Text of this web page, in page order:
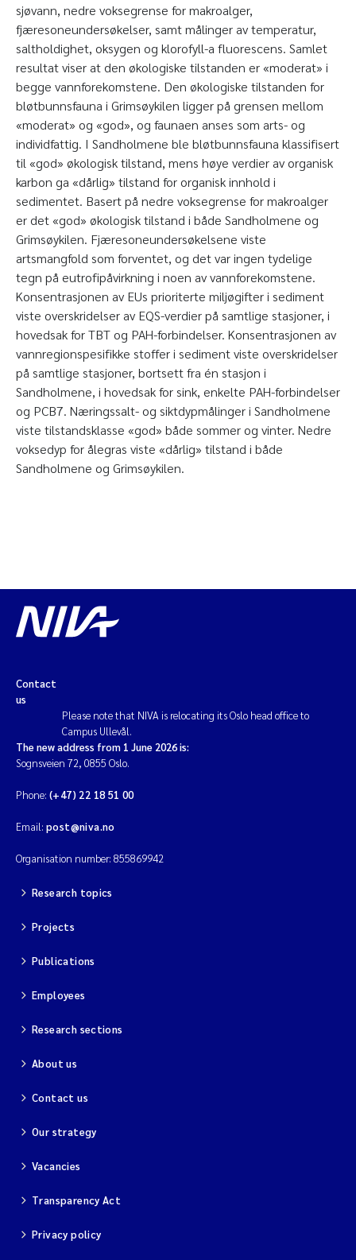
sjøvann, nedre voksegrense for makroalger,
fjæresoneundersøkelser, samt målinger av temperatur,
saltholdighet, oksygen og klorofyll-a fluorescens. Samlet
resultat viser at den økologiske tilstanden er «moderat» i
begge vannforekomstene. Den økologiske tilstanden for
bløtbunnsfauna i Grimsøykilen ligger på grensen mellom
«moderat» og «god», og faunaen anses som arts- og
individfattig. I Sandholmene ble bløtbunnsfauna klassifisert
til «god» økologisk tilstand, mens høye verdier av organisk
karbon ga «dårlig» tilstand for organisk innhold i
sedimentet. Basert på nedre voksegrense for makroalger
er det «god» økologisk tilstand i både Sandholmene og
Grimsøykilen. Fjæresoneundersøkelsene viste
artsmangfold som forventet, og det var ingen tydelige
tegn på eutrofipåvirkning i noen av vannforekomstene.
Konsentrasjonen av EUs prioriterte miljøgifter i sediment
viste overskridelser av EQS-verdier på samtlige stasjoner, i
hovedsak for TBT og PAH-forbindelser. Konsentrasjonen av
vannregionspesifikke stoffer i sediment viste overskridelser
på samtlige stasjoner, bortsett fra én stasjon i
Sandholmene, i hovedsak for sink, enkelte PAH-forbindelser
og PCB7. Næringssalt- og siktdypmålinger i Sandholmene
viste tilstandsklasse «god» både sommer og vinter. Nedre
voksedyp for ålegras viste «dårlig» tilstand i både
Sandholmene og Grimsøykilen.
Contact
us
Please note that NIVA is relocating its Oslo head office to
Campus Ullevål.
The new address from 1 June 2026 is:
Sognsveien 72, 0855 Oslo.
Phone: (+47) 22 18 51 00
Email: post@niva.no
Organisation number: 855869942
Research topics
Projects
Publications
Employees
Research sections
About us
Contact us
Our strategy
Vacancies
Transparency Act
Privacy policy